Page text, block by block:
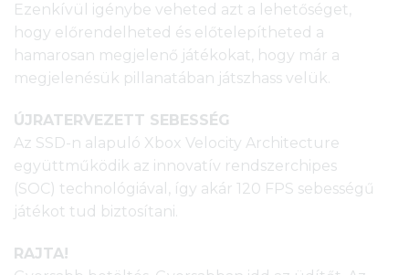
Ezenkívül igénybe veheted azt a lehetőséget,
hogy előrendelheted és előtelepítheted a
hamarosan megjelenő játékokat, hogy már a
megjelenésük pillanatában játszhass velük.
ÚJRATERVEZETT SEBESSÉG
Az SSD-n alapuló Xbox Velocity Architecture
együttműködik az innovatív rendszerchipes
(SOC) technológiával, így akár 120 FPS sebességű
játékot tud biztosítani.
RAJTA!